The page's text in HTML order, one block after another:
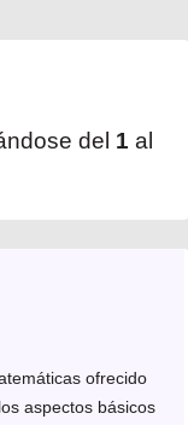
del 1 al
ofrecido
aspectos básicos